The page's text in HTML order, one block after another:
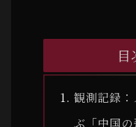
目
観測記録
ぶ「中国の